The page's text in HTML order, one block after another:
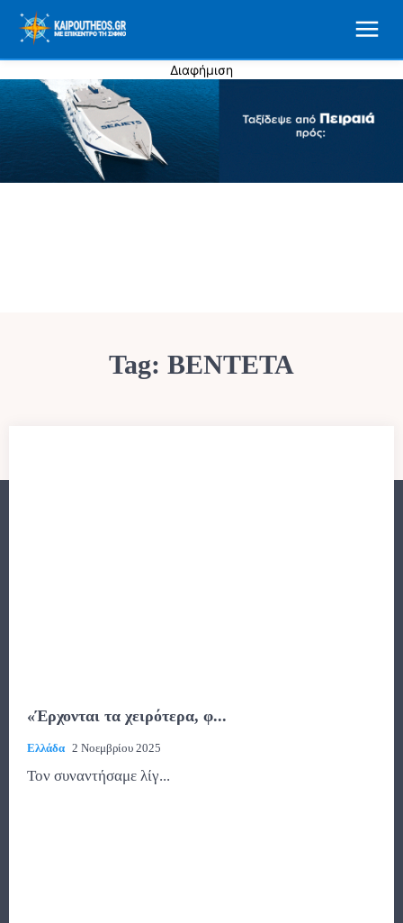
Διαφήμιση
Tag: ΒΕΝΤΕΤΑ
«Έρχονται τα χειρότερα, φ...
Ελλάδα 2 Νοεμβρίου 2025
Τον συναντήσαμε λίγ...